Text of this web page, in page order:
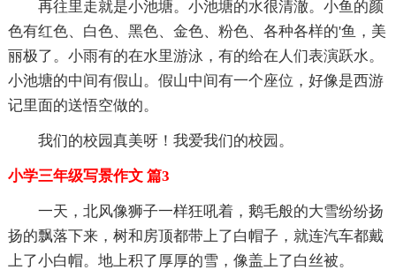
再往里走就是小池塘。小池塘的水很清澈。小鱼的颜
色有红色、白色、黑色、金色、粉色、各种各样的'鱼，美
丽极了。小雨有的在水里游泳，有的给在人们表演跃水。
小池塘的中间有假山。假山中间有一个座位，好像是西游
记里面的送悟空做的。
我们的校园真美呀！我爱我们的校园。
小学三年级写景作文 篇3
一天，北风像狮子一样狂吼着，鹅毛般的大雪纷纷扬
扬的飘落下来，树和房顶都带上了白帽子，就连汽车都戴
上了小白帽。地上积了厚厚的雪，像盖上了白丝被。